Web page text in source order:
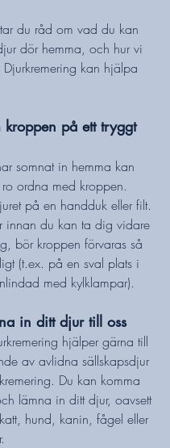
du råd om vad du kan
dör hemma, och hur vi
kan hjälpa
kroppen på ett tryggt
somnat in hemma kan
ordna med kroppen.
på en handduk eller filt.
innan du kan ta dig vidare
bör kroppen förvaras så
(t.ex. på en sval plats i
med kylklampar).
in ditt djur till oss
hjälper gärna till
av avlidna sällskapsdjur
Du kan komma
lämna in ditt djur, oavsett
hund, kanin, fågel eller